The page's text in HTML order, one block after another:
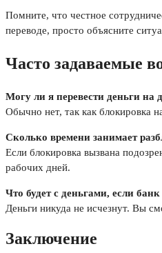
Помните, что честное
переводе, просто объясните
Часто задаваемые
Могу ли я перевести деньги на
Обычно нет, так как блокировка
Сколько времени занимает
Если блокировка вызвана
рабочих дней.
Что будет с деньгами, если банк
Деньги никуда не исчезнут. Вы
Заключение